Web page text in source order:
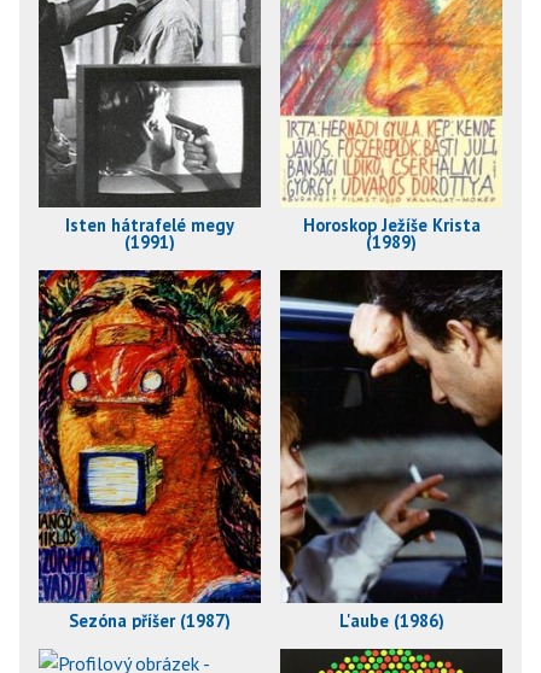
Isten hátrafelé megy
(1991)
Horoskop Ježíše Krista
(1989)
Sezóna příšer (1987) L'aube (1986)